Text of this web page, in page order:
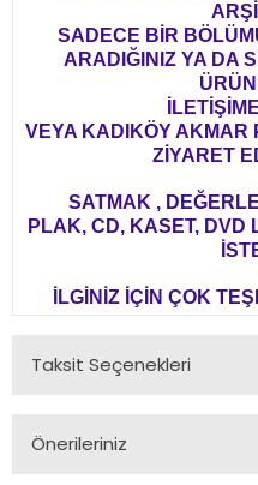
SADECE BİR
ARADIĞINIZ YA DA
VEYA KADIKÖY AKMAR
ZİYARET
SATMAK ,
PLAK, CD, KASET, DVD
İLGİNİZ İÇİN ÇOK
Taksit Seçenekleri
Önerileriniz